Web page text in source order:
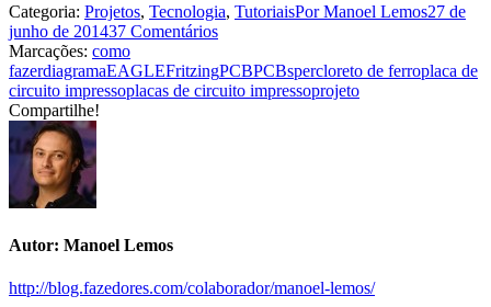
Categoria: Projetos, Tecnologia, TutoriaisPorManoel Lemos27 de
junho de 201437 Comentários
Marcações: como
fazerdiagramaEAGLEFritzingPCBPCBspercloreto de ferroplaca de
circuito impressoplacas de circuito impressoprojeto
Compartilhe!
Share
with
Facebook
Share
with
Twitter
Share
with
WhatsApp
Share
with
Google+
Share
with
LinkedIn
Autor: Manoel Lemos
http://blog.fazedores.com/colaborador/manoel-lemos/